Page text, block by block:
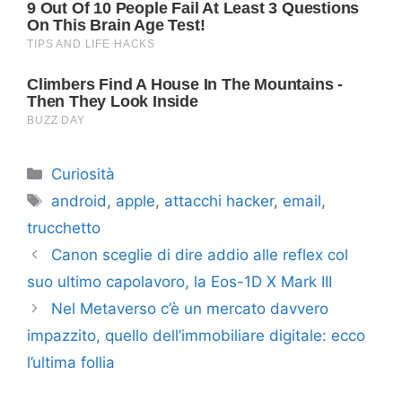
Categorie
Curiosità
Tag
android, apple, attacchi hacker, email,
trucchetto
Canon sceglie di dire addio alle reflex col
suo ultimo capolavoro, la Eos-1D X Mark III
Nel Metaverso c’è un mercato davvero
impazzito, quello dell’immobiliare digitale: ecco
l’ultima follia